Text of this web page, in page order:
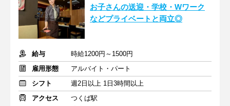
お子さんの送迎・学校・Wワーク
などプライベートと両立◎
給与
時給1200円～1500円
雇用形態
アルバイト・パート
シフト
週2日以上 1日3時間以上
アクセス
つくば駅